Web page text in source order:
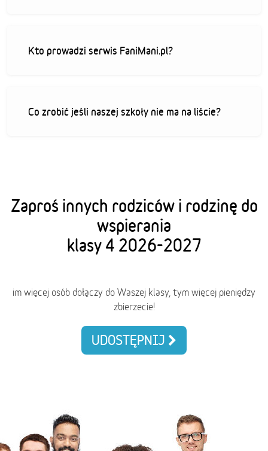
Kto prowadzi serwis FaniMani.pl?
Co zrobić jeśli naszej szkoły nie ma na liście?
Zaproś innych rodziców i rodzinę do
wspierania
klasy 4 2026-2027
im więcej osób dołączy do Waszej klasy, tym więcej pieniędzy
zbierzecie!
UDOSTĘPNIJ